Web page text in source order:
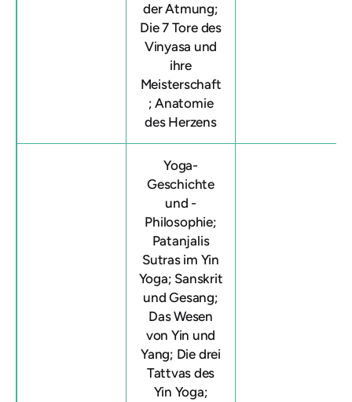
der Atmung;
Die 7 Tore des
Vinyasa und
ihre
Meisterschaft
; Anatomie
des Herzens
Yoga-
Geschichte
und -
Philosophie;
Patanjalis
Sutras im Yin
Yoga; Sanskrit
und Gesang;
Das Wesen
von Yin und
Yang; Die drei
Tattvas des
Yin Yoga;